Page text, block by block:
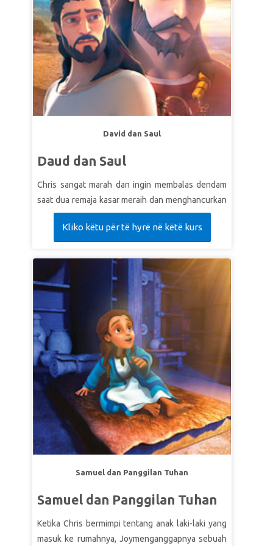
menyelesaikan dibandingkan balas dendam.
David dan Saul
Daud dan Saul
Chris sangat marah dan ingin membalas dendam
saat dua remaja kasar meraih dan menghancurkan
gitar Chris. Superbook membawa Chris, Joy dan
Gizmo bertemu Daud, pejuang muda
Saksikan bagaimana Raja Saul berusaha
membunuhnya karena iri hati, dan temukan
mengapa Daud memilihuntuk tidak membalas
dendam, meskipun ada kesempatan yang tepat.
Anak-anak belajar bahwa kemarahan dan balas
dendam bukanlah tujuan Allahbagi kita.
* Pastikan untuk menyaksikan terlebih dahulu
video kisah Alkitab untuk modul ini, karena
beberapa bagian tayangan mungkin terlalu intens
untuk anak kecil. Versi singkatnya tidak terlalu
intens.
Selain itu juga saksikan terlebih dahulu
VideoSejarah AlkitabdanVideo Petunjuk Jalan.
Kliko këtu për të hyrë në këtë kurs
Samuel dan Panggilan Tuhan
Samuel dan Panggilan Tuhan
Ketika Chris bermimpi tentang anak laki-laki yang
masuk ke rumahnya, Joymenganggapnya sebuah